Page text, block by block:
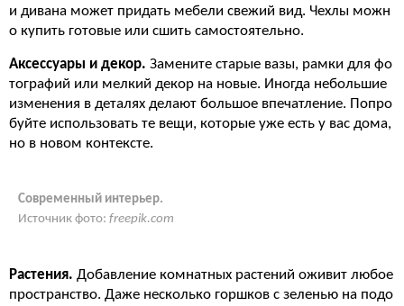
и дивана может придать мебели свежий вид. Чехлы можн
о купить готовые или сшить самостоятельно.
Аксессуары и декор. Замените старые вазы, рамки для фо
тографий или мелкий декор на новые. Иногда небольшие
изменения в деталях делают большое впечатление. Попро
буйте использовать те вещи, которые уже есть у вас дома,
но в новом контексте.
Современный интерьер.
Источник фото: freepik.com
Растения. Добавление комнатных растений оживит любое
пространство. Даже несколько горшков с зеленью на подо